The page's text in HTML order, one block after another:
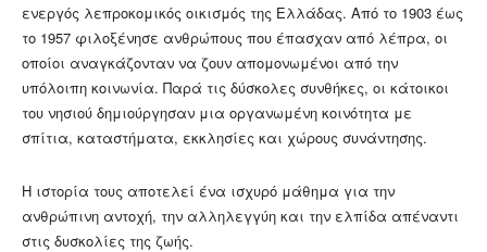
ενεργός λεπροκομικός οικισμός της Ελλάδας. Από το 1903 έως
το 1957 φιλοξένησε ανθρώπους που έπασχαν από λέπρα, οι
οποίοι αναγκάζονταν να ζουν απομονωμένοι από την
υπόλοιπη κοινωνία. Παρά τις δύσκολες συνθήκες, οι κάτοικοι
του νησιού δημιούργησαν μια οργανωμένη κοινότητα με
σπίτια, καταστήματα, εκκλησίες και χώρους συνάντησης.
Η ιστορία τους αποτελεί ένα ισχυρό μάθημα για την
ανθρώπινη αντοχή, την αλληλεγγύη και την ελπίδα απέναντι
στις δυσκολίες της ζωής.